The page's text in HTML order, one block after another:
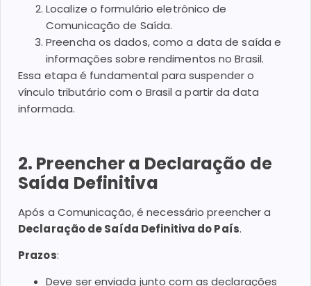
Localize o formulário eletrônico de
Comunicação de Saída.
Preencha os dados, como a data de saída e
informações sobre rendimentos no Brasil.
Essa etapa é fundamental para suspender o
vínculo tributário com o Brasil a partir da data
informada.
2. Preencher a Declaração de
Saída Definitiva
Após a Comunicação, é necessário preencher a
Declaração de Saída Definitiva do País.
Prazos:
Deve ser enviada junto com as declarações